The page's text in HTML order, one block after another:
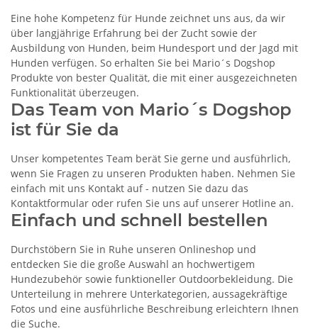
Eine hohe Kompetenz für Hunde zeichnet uns aus, da wir
über langjährige Erfahrung bei der Zucht sowie der
Ausbildung von Hunden, beim Hundesport und der Jagd mit
Hunden verfügen. So erhalten Sie bei Mario´s Dogshop
Produkte von bester Qualität, die mit einer ausgezeichneten
Funktionalität überzeugen.
Das Team von Mario´s Dogshop
ist für Sie da
Unser kompetentes Team berät Sie gerne und ausführlich,
wenn Sie Fragen zu unseren Produkten haben. Nehmen Sie
einfach mit uns Kontakt auf - nutzen Sie dazu das
Kontaktformular oder rufen Sie uns auf unserer Hotline an.
Einfach und schnell bestellen
Durchstöbern Sie in Ruhe unseren Onlineshop und
entdecken Sie die große Auswahl an hochwertigem
Hundezubehör sowie funktioneller Outdoorbekleidung. Die
Unterteilung in mehrere Unterkategorien, aussagekräftige
Fotos und eine ausführliche Beschreibung erleichtern Ihnen
die Suche.